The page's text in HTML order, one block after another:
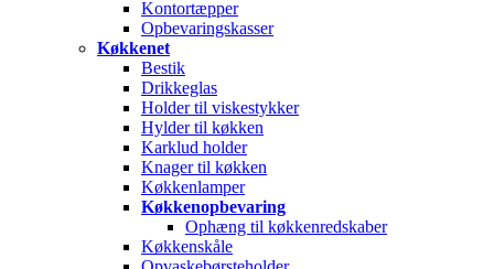
Kontortæpper
Opbevaringskasser
Køkkenet
Bestik
Drikkeglas
Holder til viskestykker
Hylder til køkken
Karklud holder
Knager til køkken
Køkkenlamper
Køkkenopbevaring
Ophæng til køkkenredskaber
Køkkenskåle